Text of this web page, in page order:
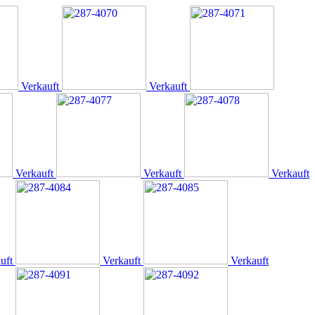
Verkauft Verkauft
Verkauft Verkauft Verkauft
Verkauft Verkauft